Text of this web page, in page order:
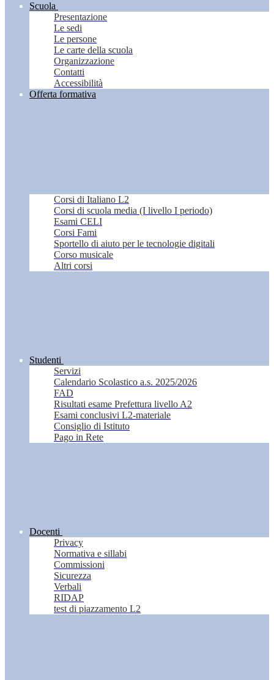
Scuola
Presentazione
Le sedi
Le persone
Le carte della scuola
Organizzazione
Contatti
Accessibilità
Offerta formativa
Corsi di Italiano L2
Corsi di scuola media (I livello I periodo)
Esami CELI
Corsi Fami
Sportello di aiuto per le tecnologie digitali
Corso musicale
Altri corsi
Studenti
Servizi
Calendario Scolastico a.s. 2025/2026
FAD
Risultati esame Prefettura livello A2
Esami conclusivi L2-materiale
Consiglio di Istituto
Pago in Rete
Docenti
Privacy
Normativa e sillabi
Commissioni
Sicurezza
Verbali
RIDAP
test di piazzamento L2